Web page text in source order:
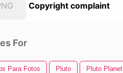
Copyright complaint
For
Para Fotos Pluto Pluto Planet